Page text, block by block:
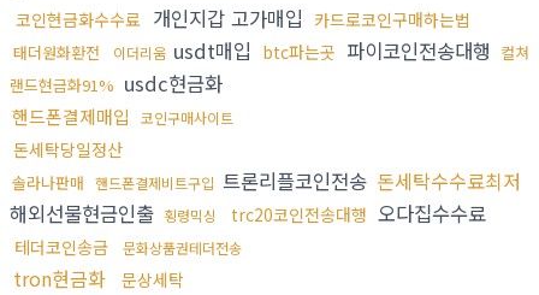
코인현금화수수료 개인지갑 고가매입 카드로코인구매하는법
태더원화환전 이더리움 usdt매입 btc파는곳 파이코인전송대행 컬쳐
랜드현금화91% usdc현금화
핸드폰결제매입 코인구매사이트
돈세탁당일정산
솔라나판매 핸드폰결제비트구입 트론리플코인전송 돈세탁수수료최저
해외선물현금인출 횡령믹싱 trc20코인전송대행 오다집수수료
테더코인송금 문화상품권테더전송
tron현금화
문상세탁